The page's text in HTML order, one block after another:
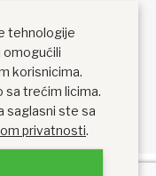
tehnologije
omogućili
korisnicima.
sa trećim licima.
saglasni ste sa
privatnosti.